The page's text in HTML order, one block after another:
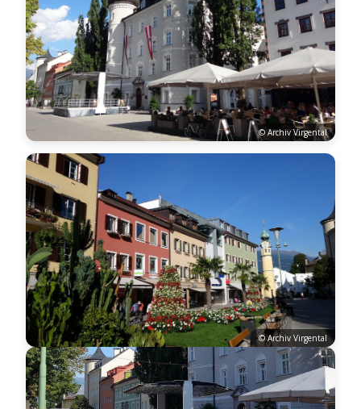
© Archiv Virgental
© Archiv Virgental